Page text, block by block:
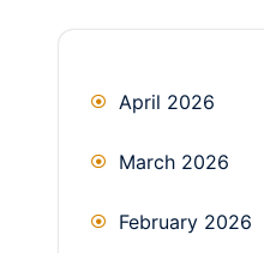
April 2026
March 2026
February 2026